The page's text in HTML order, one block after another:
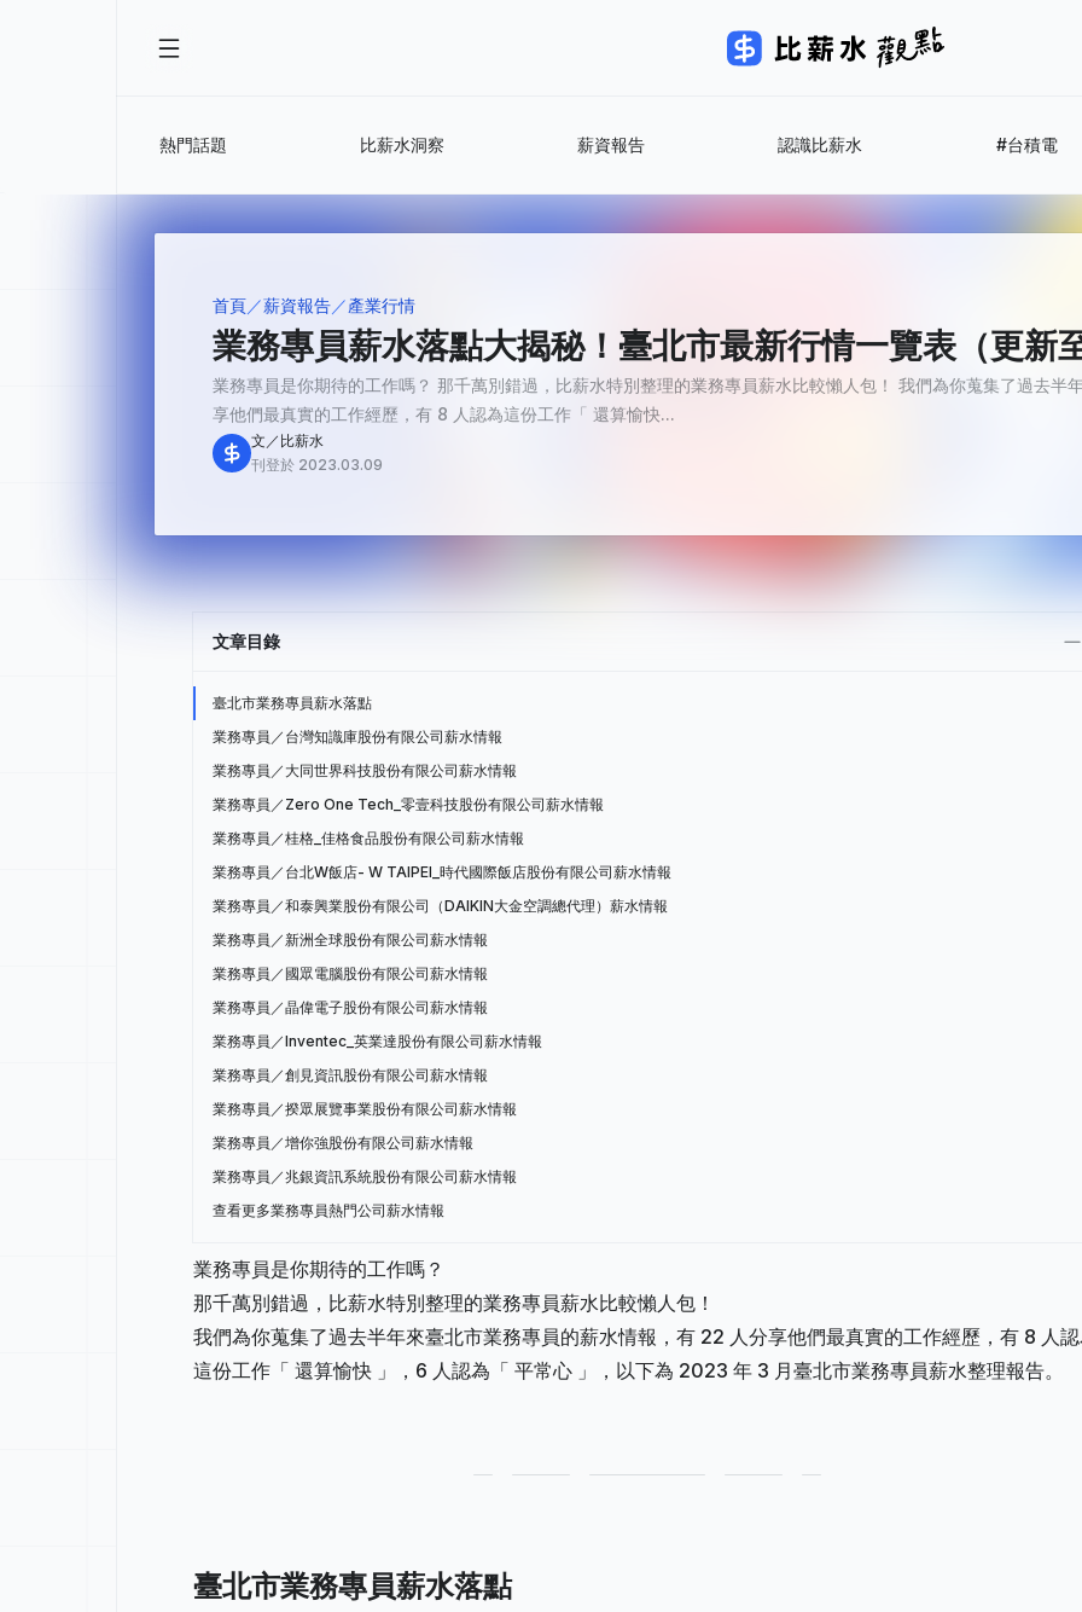
熱門話題 比薪水洞察 薪資報告 認識比薪水 #台積電
首頁 薪資報告 產業行情
業務專員薪水落點大揭秘！臺北市最新行情一覽表（更新
業務專員是你期待的工作嗎？ 那千萬別錯過，比薪水特別整理的業務專員薪水比較懶人包！ 我們為你蒐集了過去半
享他們最真實的工作經歷，有 8 人認為這份工作「 還算愉快...
文／比薪水
刊登於 2023.03.09
文章目錄
臺北市業務專員薪水落點
業務專員／台灣知識庫股份有限公司薪水情報
業務專員／大同世界科技股份有限公司薪水情報
業務專員／Zero One Tech_零壹科技股份有限公司薪水情報
業務專員／桂格_佳格食品股份有限公司薪水情報
業務專員／台北W飯店- W TAIPEI_時代國際飯店股份有限公司薪水情報
業務專員／和泰興業股份有限公司（DAIKIN大金空調總代理）薪水情報
業務專員／新洲全球股份有限公司薪水情報
業務專員／國眾電腦股份有限公司薪水情報
業務專員／晶偉電子股份有限公司薪水情報
業務專員／Inventec_英業達股份有限公司薪水情報
業務專員／創見資訊股份有限公司薪水情報
業務專員／揆眾展覽事業股份有限公司薪水情報
業務專員／增你強股份有限公司薪水情報
業務專員／兆銀資訊系統股份有限公司薪水情報
查看更多業務專員熱門公司薪水情報
業務專員是你期待的工作嗎？
那千萬別錯過，比薪水特別整理的業務專員薪水比較懶人包！
我們為你蒐集了過去半年來臺北市業務專員的薪水情報，有 22 人分享他們最真實的工作經歷，有 8 人
這份工作「 還算愉快 」，6 人認為「 平常心 」，以下為 2023 年 3 月臺北市業務專員薪水整理報告。
臺北市業務專員薪水落點